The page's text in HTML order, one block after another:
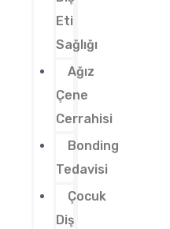
Eti
Sağlığı
Ağız
Çene
Cerrahisi
Bonding
Tedavisi
Çocuk
Diş